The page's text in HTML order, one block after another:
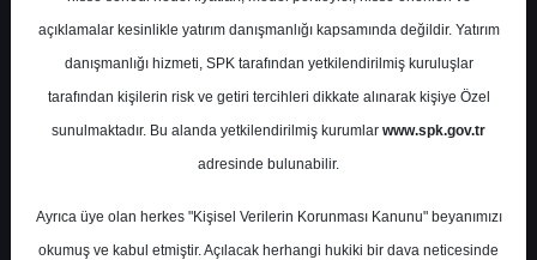
Rapor Detay
PGSUS - Telekonferans
Notları
açıklamalar kesinlikle yatırım danışmanlığı kapsamında değildir. Yatırım
danışmanlığı hizmeti, SPK tarafından yetkilendirilmiş kuruluşlar
tarafından kişilerin risk ve getiri tercihleri dikkate alınarak kişiye Özel
sunulmaktadır. Bu alanda yetkilendirilmiş kurumlar www.spk.gov.tr
adresinde bulunabilir.
Ayrıca üye olan herkes "Kişisel Verilerin Korunması Kanunu" beyanımızı
okumuş ve kabul etmiştir. Açılacak herhangi hukiki bir dava neticesinde